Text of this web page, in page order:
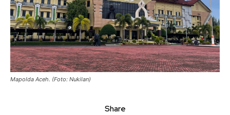
Mapolda Aceh. (Foto: Nukilan)
Share